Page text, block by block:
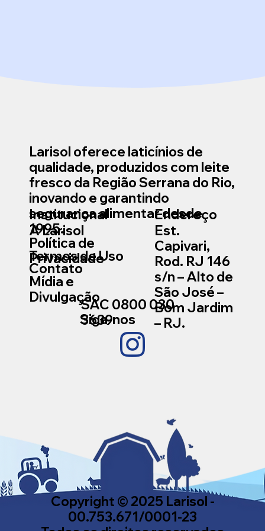
Larisol oferece laticínios de
qualidade, produzidos com leite
fresco da Região Serrana do Rio,
inovando e garantindo
segurança alimentar desde
1995.
Institucional
A Larisol
Política de
Privacidade
Termos de Uso
Contato
Mídia e
Divulgação
Est.
Capivari,
Rod. RJ 146
s/n – Alto de
São José –
Bom Jardim
– RJ.
Endereço
SAC 0800 030
3639
Siga-nos
Copyright © 2025 Larisol -
00.753.671/0001-23